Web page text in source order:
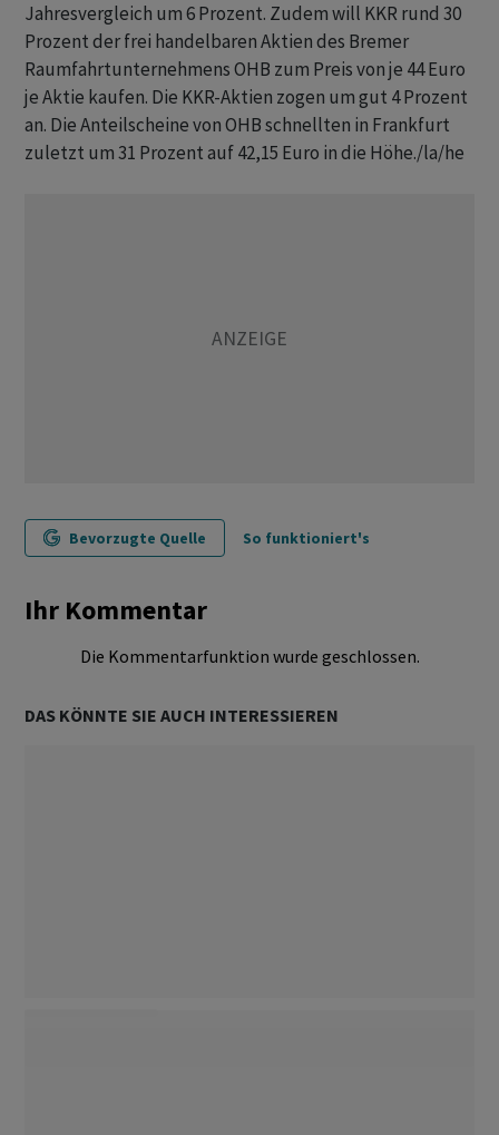
Jahresvergleich um 6 Prozent. Zudem will KKR rund 30
Prozent der frei handelbaren Aktien des Bremer
Raumfahrtunternehmens OHB zum Preis von je 44 Euro
je Aktie kaufen. Die KKR-Aktien zogen um gut 4 Prozent
an. Die Anteilscheine von OHB schnellten in Frankfurt
zuletzt um 31 Prozent auf 42,15 Euro in die Höhe./la/he
Bevorzugte Quelle So funktioniert's
Ihr Kommentar
Die Kommentarfunktion wurde geschlossen.
DAS KÖNNTE SIE AUCH INTERESSIEREN